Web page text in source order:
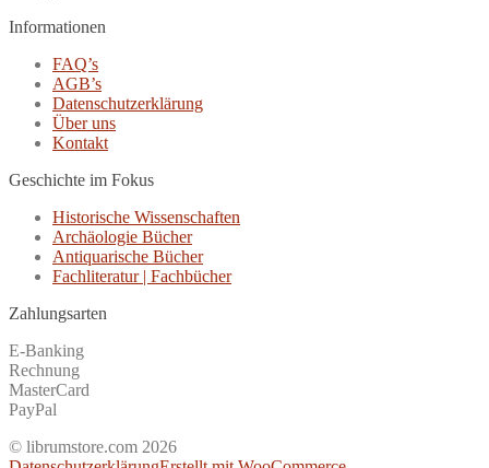
Informationen
FAQ’s
AGB’s
Datenschutzerklärung
Über uns
Kontakt
Geschichte im Fokus
Historische Wissenschaften
Archäologie Bücher
Antiquarische Bücher
Fachliteratur | Fachbücher
Zahlungsarten
E-Banking
Rechnung
MasterCard
PayPal
© librumstore.com 2026